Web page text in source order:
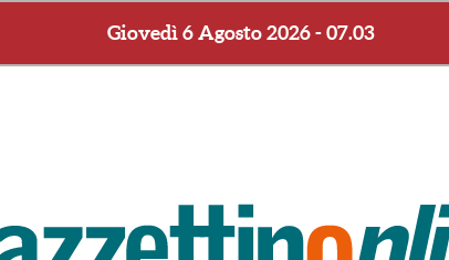
Giovedì 6 Agosto 2026 - 07.03